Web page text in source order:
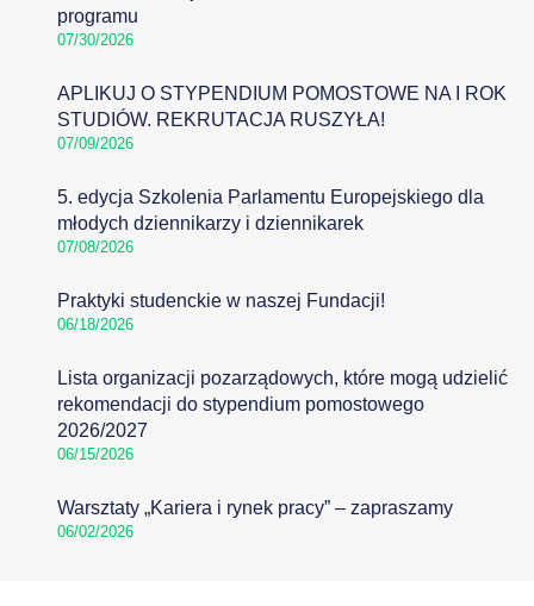
programu
07/30/2026
APLIKUJ O STYPENDIUM POMOSTOWE NA I ROK
STUDIÓW. REKRUTACJA RUSZYŁA!
07/09/2026
5. edycja Szkolenia Parlamentu Europejskiego dla
młodych dziennikarzy i dziennikarek
07/08/2026
Praktyki studenckie w naszej Fundacji!
06/18/2026
Lista organizacji pozarządowych, które mogą udzielić
rekomendacji do stypendium pomostowego
2026/2027
06/15/2026
Warsztaty „Kariera i rynek pracy” – zapraszamy
06/02/2026